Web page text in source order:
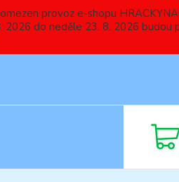
provoz e-shopu
do neděle 23. 8. 2026 budou